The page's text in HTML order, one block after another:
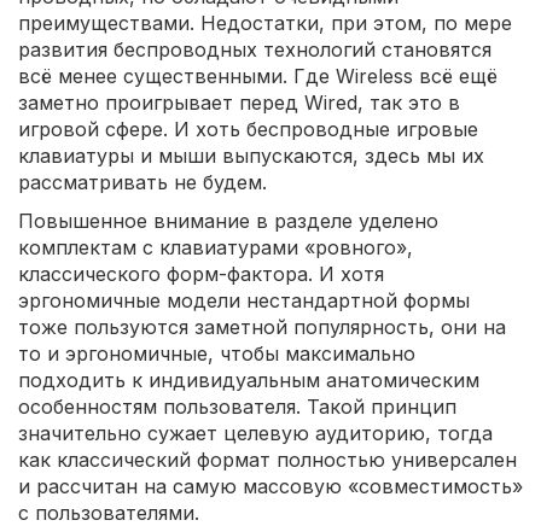
преимуществами. Недостатки, при этом, по мере
развития беспроводных технологий становятся
всё менее существенными. Где Wireless всё ещё
заметно проигрывает перед Wired, так это в
игровой сфере. И хоть беспроводные игровые
клавиатуры и мыши выпускаются, здесь мы их
рассматривать не будем.
Повышенное внимание в разделе уделено
комплектам с клавиатурами «ровного»,
классического форм-фактора. И хотя
эргономичные модели нестандартной формы
тоже пользуются заметной популярность, они на
то и эргономичные, чтобы максимально
подходить к индивидуальным анатомическим
особенностям пользователя. Такой принцип
значительно сужает целевую аудиторию, тогда
как классический формат полностью универсален
и рассчитан на самую массовую «совместимость»
с пользователями.